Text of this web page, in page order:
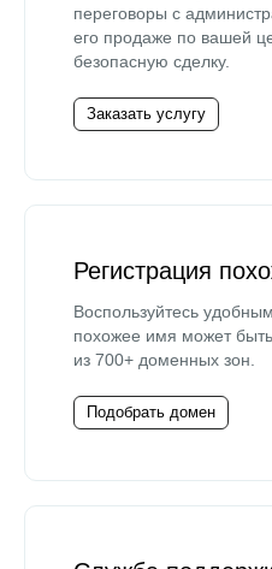
переговоры с
его продаже по вашей
безопасную сделку.
Заказать услугу
Регистрация
Воспользуйтесь
похожее имя может
из 700+ доменных зон.
Подобрать домен